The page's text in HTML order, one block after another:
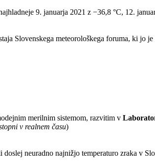
9. januarja 2021 z −36,8 °C, 12.
Slovenskega meteorološkega foruma, ki jo
merilnim sistemom, razvitim v
v realnem času)
neuradno najnižjo temperaturo zraka v